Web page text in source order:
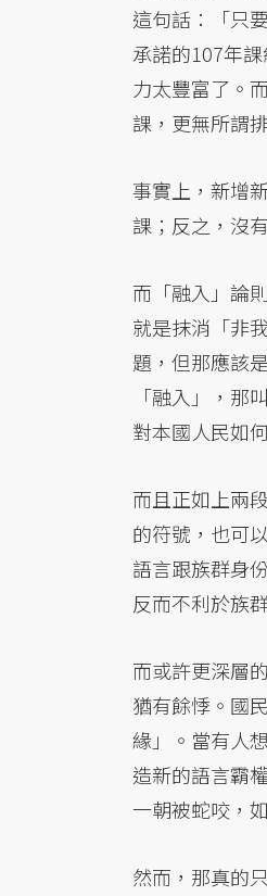
這句話：「只
承諾的107年
力太豐富了。
課，更無所謂
事實上，新增
課；反之，沒
而「融入」論
就是抹消「非
題，但那應該
「融入」，
對本國人民如
而且正如上兩
的符號，也可
語言跟族群身
反而不利於族
而或許更深層
猶有餘悸。國
緣」。當有人
造新的語言霸
一朝被蛇咬，
然而，那真的